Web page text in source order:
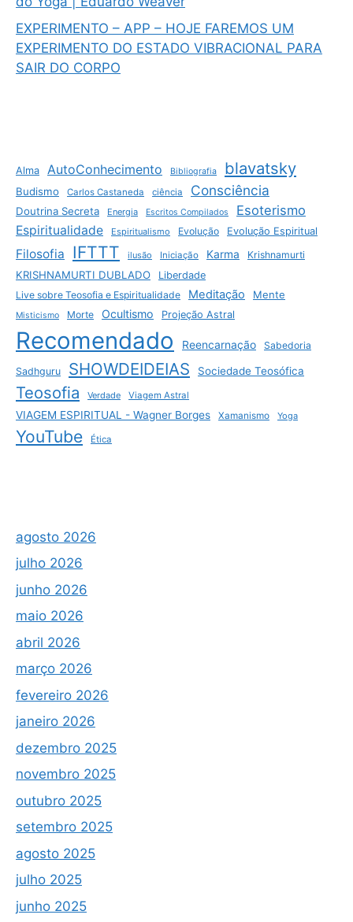
EXPERIMENTO – APP – HOJE FAREMOS UM
EXPERIMENTO DO ESTADO VIBRACIONAL PARA
SAIR DO CORPO
Alma AutoConhecimento Bibliografia blavatsky
Budismo Carlos Castaneda ciência Consciência
Doutrina Secreta Energia Escritos Compilados Esoterismo
Espiritualidade Espiritualismo Evolução Evolução Espiritual
Filosofia IFTTT ilusão Iniciação Karma Krishnamurti
KRISHNAMURTI DUBLADO
Liberdade
Live sobre Teosofia e Espiritualidade
Meditação Mente
Misticismo Morte Ocultismo Projeção Astral
Recomendado Reencarnação Sabedoria
Sadhguru SHOWDEIDEIAS Sociedade Teosófica
Teosofia Verdade Viagem Astral
VIAGEM ESPIRITUAL - Wagner Borges Xamanismo Yoga
YouTube Ética
agosto 2026
julho 2026
junho 2026
maio 2026
abril 2026
março 2026
fevereiro 2026
janeiro 2026
dezembro 2025
novembro 2025
outubro 2025
setembro 2025
agosto 2025
julho 2025
junho 2025